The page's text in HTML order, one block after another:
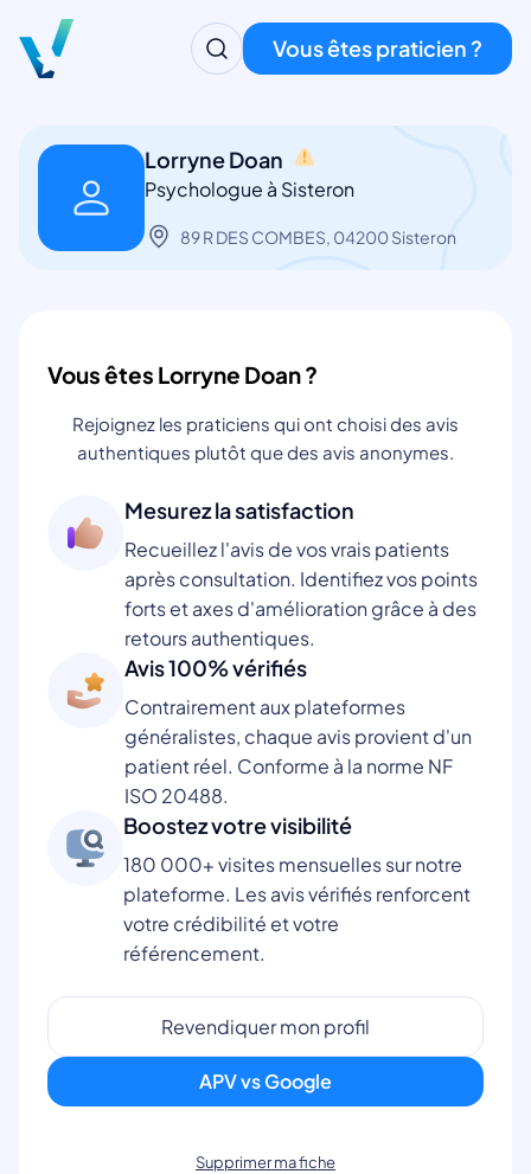
Vous êtes praticien ?
Lorryne Doan
Psychologue à Sisteron
89 R DES COMBES, 04200 Sisteron
Vous êtes Lorryne Doan ?
Rejoignez les praticiens qui ont choisi des avis
authentiques plutôt que des avis anonymes.
Mesurez la satisfaction
Recueillez l'avis de vos vrais patients
après consultation. Identifiez vos points
forts et axes d'amélioration grâce à des
retours authentiques.
Avis 100% vérifiés
Contrairement aux plateformes
généralistes, chaque avis provient d'un
patient réel. Conforme à la norme NF
ISO 20488.
Boostez votre visibilité
180 000+ visites mensuelles sur notre
plateforme. Les avis vérifiés renforcent
votre crédibilité et votre
référencement.
Revendiquer mon profil
APV vs Google
Supprimer ma fiche